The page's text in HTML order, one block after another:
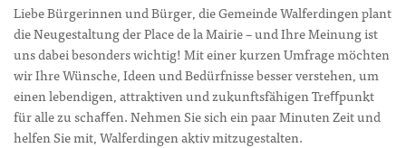
Liebe Bürgerinnen und Bürger, die Gemeinde Walferdingen plant
die Neugestaltung der Place de la Mairie – und Ihre Meinung ist
uns dabei besonders wichtig! Mit einer kurzen Umfrage möchten
wir Ihre Wünsche, Ideen und Bedürfnisse besser verstehen, um
einen lebendigen, attraktiven und zukunftsfähigen Treﬀpunkt
für alle zu schaﬀen. Nehmen Sie sich ein paar Minuten Zeit und
helfen Sie mit, Walferdingen aktiv mitzugestalten.